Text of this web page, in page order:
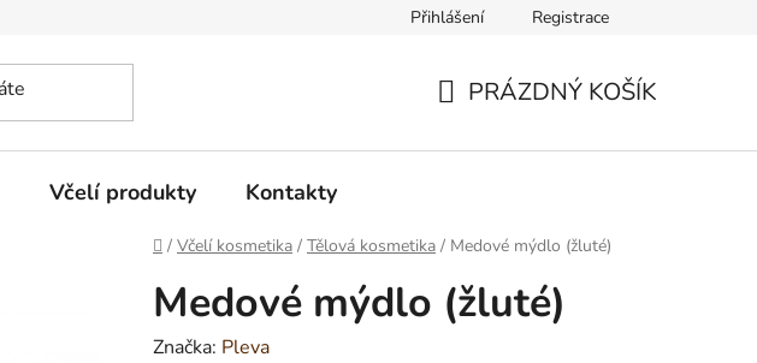
Přihlášení Registrace
PRÁZDNÝ KOŠÍK
Včelí produkty Kontakty
Domů
/ Včelí kosmetika / Tělová kosmetika / Medové mýdlo (žluté)
Medové mýdlo (žluté)
Značka: Pleva